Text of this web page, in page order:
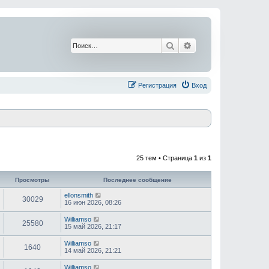
Поиск
Вход
Регистрация
25 тем • Страница 1 из 1
Просмотры Последнее сообщение
30029
ellonsmith
16 июн 2026, 08:26
25580
Williamso
15 май 2026, 21:17
1640
Williamso
14 май 2026, 21:21
Williamso